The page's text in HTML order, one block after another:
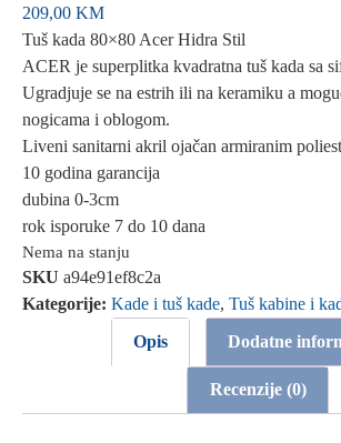
209,00 KM
Tuš kada 80×80 Acer Hidra Stil
ACER je superplitka kvadratna tuš kada sa
Ugradjuje se na estrih ili na keramiku a
nogicama i oblogom.
Liveni sanitarni akril ojačan armiranim
10 godina garancija
dubina 0-3cm
rok isporuke 7 do 10 dana
Nema na stanju
SKU a94e91ef8c2a
Kategorije: Kade i tuš kade, Tuš kabine i
Opis
Dodatne
Recenzije (0)